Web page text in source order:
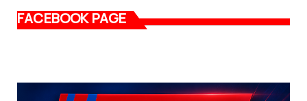
FACEBOOK PAGE